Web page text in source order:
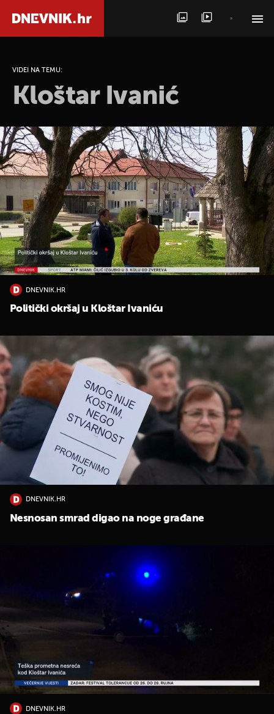
VIDEI NA TEMU:
Kloštar Ivanić
DNEVNIK.HR
Politički okršaj u Kloštar Ivaniću
DNEVNIK.HR
Nesnosan smrad digao na noge građane
DNEVNIK.HR